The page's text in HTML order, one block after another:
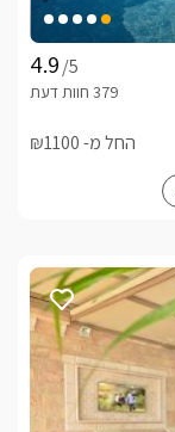
/5
החל מ- ₪1100